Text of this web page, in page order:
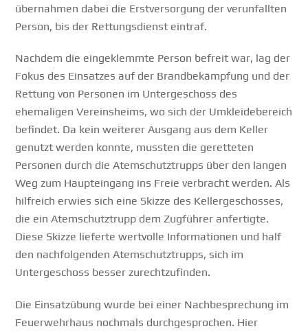
übernahmen dabei die Erstversorgung der verunfallten
Person, bis der Rettungsdienst eintraf.
Nachdem die eingeklemmte Person befreit war, lag der
Fokus des Einsatzes auf der Brandbekämpfung und der
Rettung von Personen im Untergeschoss des
ehemaligen Vereinsheims, wo sich der Umkleidebereich
befindet. Da kein weiterer Ausgang aus dem Keller
genutzt werden konnte, mussten die geretteten
Personen durch die Atemschutztrupps über den langen
Weg zum Haupteingang ins Freie verbracht werden. Als
hilfreich erwies sich eine Skizze des Kellergeschosses,
die ein Atemschutztrupp dem Zugführer anfertigte.
Diese Skizze lieferte wertvolle Informationen und half
den nachfolgenden Atemschutztrupps, sich im
Untergeschoss besser zurechtzufinden.
Die Einsatzübung wurde bei einer Nachbesprechung im
Feuerwehrhaus nochmals durchgesprochen. Hier